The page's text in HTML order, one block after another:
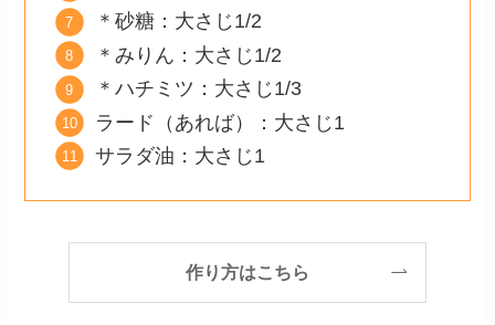
＊砂糖：大さじ1/2
＊みりん：大さじ1/2
＊ハチミツ：大さじ1/3
ラード（あれば）：大さじ1
サラダ油：大さじ1
作り方はこちら